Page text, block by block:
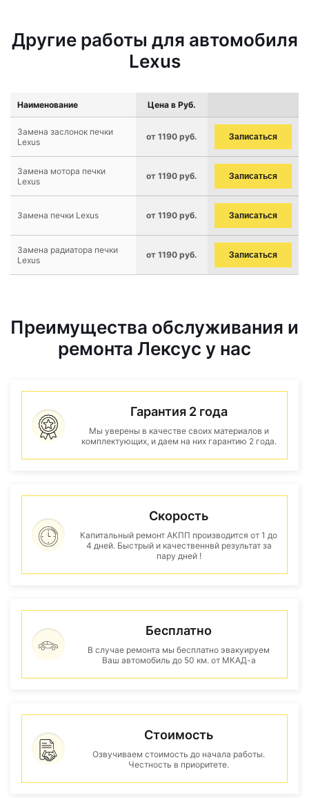
Другие работы для автомобиля
Lexus
Наименование Цена в Руб.
Замена заслонок печки
Lexus
от 1190 руб. Записаться
Замена мотора печки
Lexus
от 1190 руб. Записаться
Замена печки Lexus от 1190 руб. Записаться
Замена радиатора печки
Lexus
от 1190 руб. Записаться
Преимущества обслуживания и
ремонта Лексус у нас
Гарантия 2 года
Мы уверены в качестве своих материалов и
комплектующих, и даем на них гарантию 2 года.
Скорость
Капитальный ремонт АКПП производится от 1 до
4 дней. Быстрый и качественнвй результат за
пару дней !
Бесплатно
В случае ремонта мы бесплатно эвакуируем
Ваш автомобиль до 50 км. от МКАД-а
Стоимость
Озвучиваем стоимость до начала работы.
Честность в приоритете.